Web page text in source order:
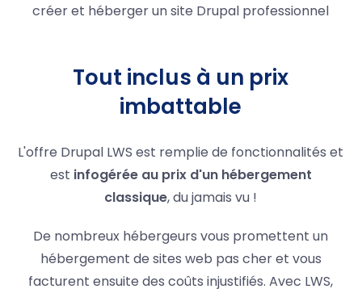
créer et héberger un site Drupal professionnel
Tout inclus à un prix
imbattable
L'offre Drupal LWS est remplie de fonctionnalités et
est infogérée au prix d'un hébergement
classique, du jamais vu !
De nombreux hébergeurs vous promettent un
hébergement de sites web pas cher et vous
facturent ensuite des coûts injustifiés. Avec LWS,